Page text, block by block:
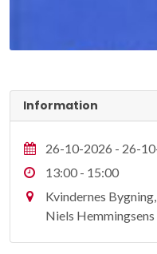
Information
26-10-2026 - 26-
13:00 - 15:00
Kvindernes
Niels